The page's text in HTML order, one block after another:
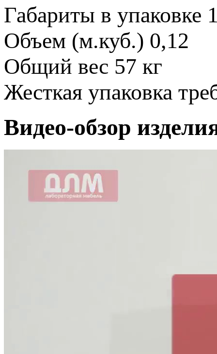
Габариты в упаковке
Объем (м.куб.) 0,12
Общий вес 57 кг
Жесткая упаковка
Видео-обзор